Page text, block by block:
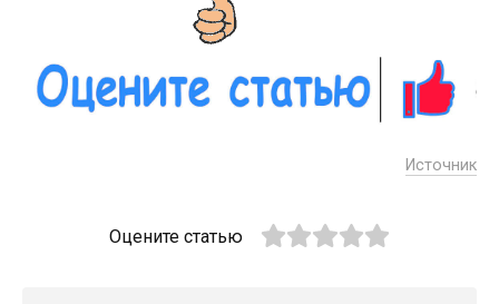
Источник
Оцените статью